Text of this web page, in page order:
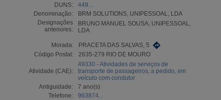
DUNS:
449...
Denominação:
BRM SOLUTIONS, UNIPESSOAL, LDA
Designações
anteriores:
BRUNO MANUEL SOUSA, UNIPESSOAL,
LDA
Morada:
PRACETA DAS SALVAS, 5
Código Postal:
2635-279 RIO DE MOURO
Atividade (CAE):
49330 - Atividades de serviços de
transporte de passageiros, a pedido, em
veículo com condutor
Antiguidade:
7 ano(s)
Telefone:
963874...